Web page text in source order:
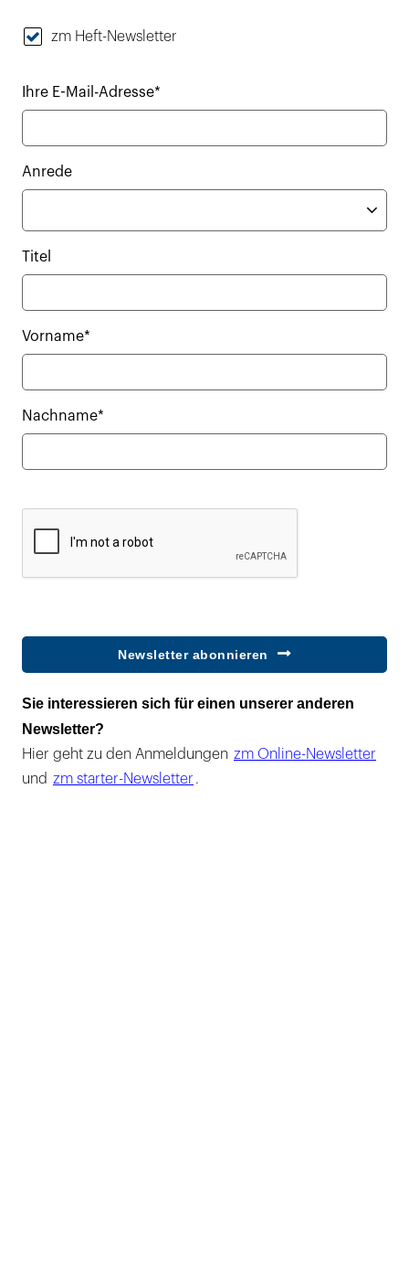
zm Heft-Newsletter
Ihre E-Mail-Adresse*
Anrede
Titel
Vorname*
Nachname*
Newsletter abonnieren
Sie interessieren sich für einen unserer anderen
Newsletter?
Hier geht zu den Anmeldungen zm Online-Newsletter
und zm starter-Newsletter .